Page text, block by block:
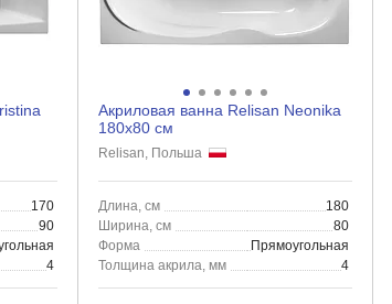
170
90
4
Акриловая ванна Relisan Neonika
180x80 см
Relisan, Польша
Длина, см
180
Ширина, см
80
Форма
Прямоугольная
Толщина акрила, мм
4